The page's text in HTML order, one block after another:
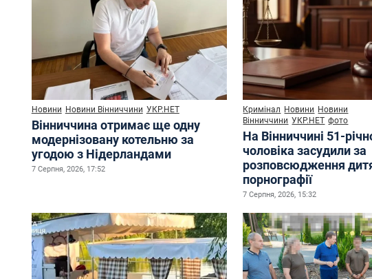
Новини Новини Вінниччини УКР.НЕТ
Вінниччина отримає ще одну
модернізовану котельню за
угодою з Нідерландами
7 Серпня, 2026, 17:52
Кримінал Новини Новини
Вінниччини УКР.НЕТ фото
На Вінниччині 51-
чоловіка засудили за
розповсюдження
порнографії
7 Серпня, 2026, 15:32